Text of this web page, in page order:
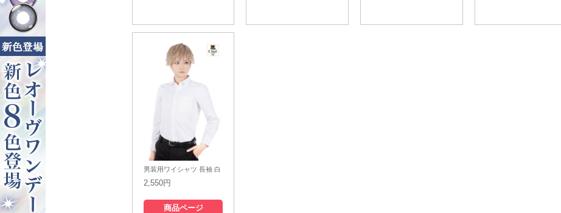
男装用ワイシャツ 長袖 白
2,550円
商品ページ